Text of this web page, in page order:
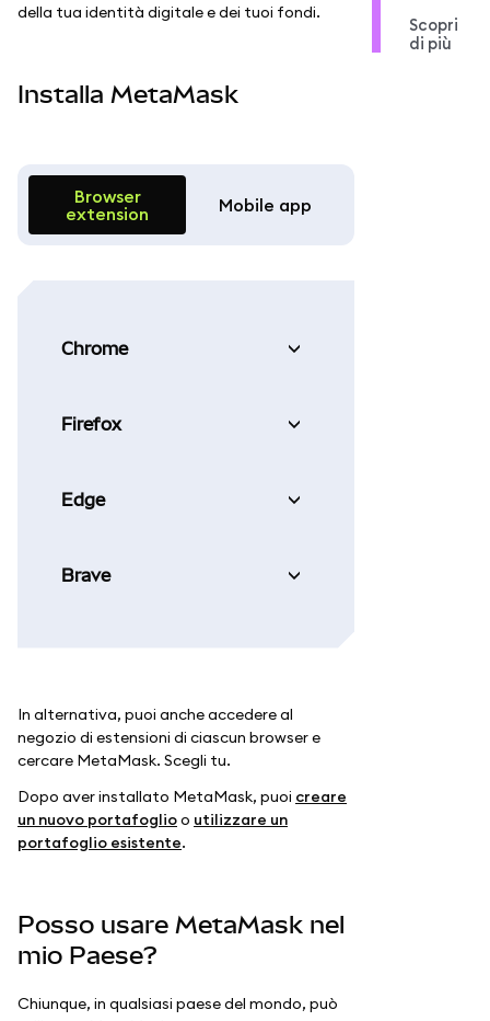
della tua identità digitale e dei tuoi fondi.
Installa MetaMask
Browser
extension
Mobile app
Chrome
Firefox
Edge
Brave
In alternativa, puoi anche accedere al
negozio di estensioni di ciascun browser e
cercare MetaMask. Scegli tu.
Dopo aver installato MetaMask, puoi creare
un nuovo portafoglioo utilizzare un
portafoglio esistente.
Posso usare MetaMask nel
mio Paese?
Chiunque, in qualsiasi paese del mondo, può
Scopri
di più